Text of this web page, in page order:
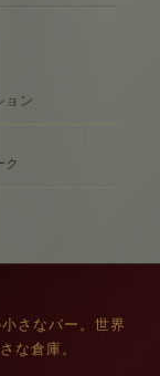
ョン
ク
さなバー。世界
な倉庫。